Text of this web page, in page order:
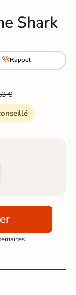
Shark
Rappel
€